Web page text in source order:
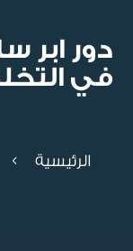
دور ابر
في
الرئيسية 4